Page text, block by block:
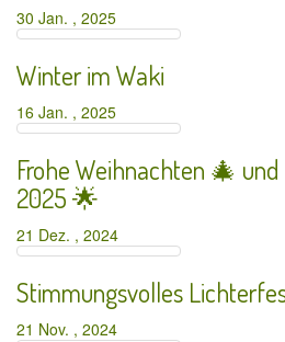
30 Jan. , 2025
Winter im Waki
16 Jan. , 2025
Frohe Weihnachten 🎄
2025 🌟
21 Dez. , 2024
Stimmungsvolles
21 Nov. , 2024